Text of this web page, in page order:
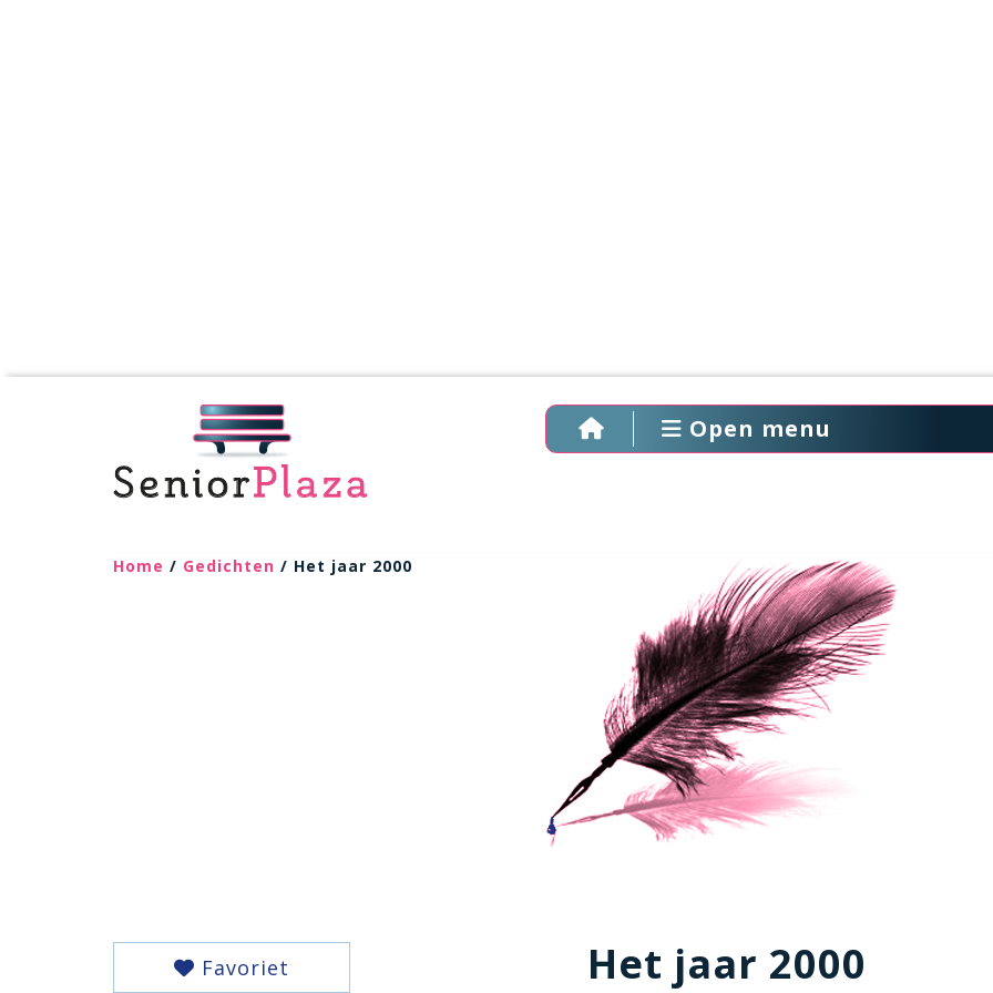
Open menu
Home / Gedichten / Het jaar 2000
Favoriet Het jaar 2000